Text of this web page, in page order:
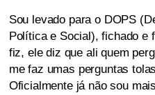
Sou levado para o DOPS
Política e Social), fichado e
fiz, ele diz que ali quem
me faz umas perguntas
Oficialmente já não sou